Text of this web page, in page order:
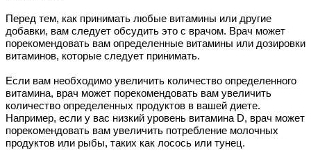
Перед тем, как принимать любые витамины или другие
добавки, вам следует обсудить это с врачом. Врач может
порекомендовать вам определенные витамины или дозировки
витаминов, которые следует принимать.
Если вам необходимо увеличить количество определенного
витамина, врач может порекомендовать вам увеличить
количество определенных продуктов в вашей диете.
Например, если у вас низкий уровень витамина D, врач может
порекомендовать вам увеличить потребление молочных
продуктов или рыбы, таких как лосось или тунец.